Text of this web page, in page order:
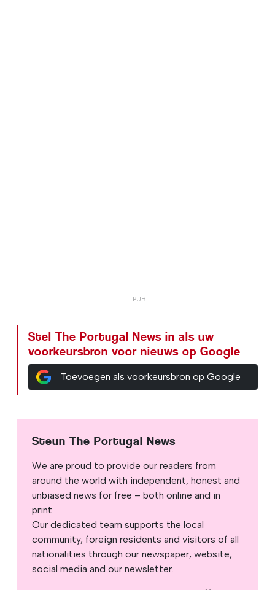
Stel The Portugal News in als uw
voorkeursbron voor nieuws op Google
Toevoegen als voorkeursbron op Google
Steun The Portugal News
We are proud to provide our readers from
around the world with independent, honest and
unbiased news for free – both online and in
print.
Our dedicated team supports the local
community, foreign residents and visitors of all
nationalities through our newspaper, website,
social media and our newsletter.